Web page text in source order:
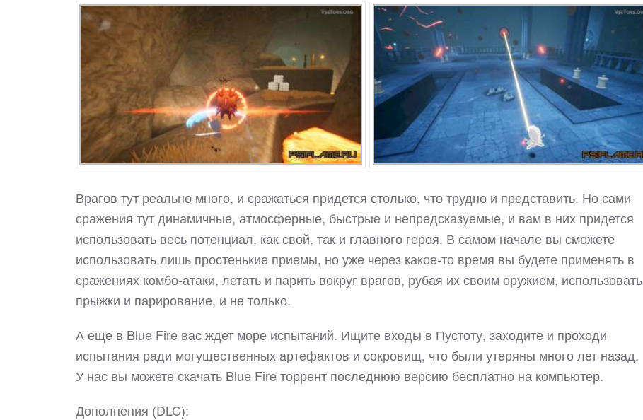
Врагов тут реально много, и сражаться придется столько, что трудно и представить. Но сами
сражения тут динамичные, атмосферные, быстрые и непредсказуемые, и вам в них придется
использовать весь потенциал, как свой, так и главного героя. В самом начале вы сможете
использовать лишь простенькие приемы, но уже через какое-то время вы будете применять в
сражениях комбо-атаки, летать и парить вокруг врагов, рубая их своим оружием, использовать
прыжки и парирование, и не только.
А еще в Blue Fire вас ждет море испытаний. Ищите входы в Пустоту, заходите и проходи
испытания ради могущественных артефактов и сокровищ, что были утеряны много лет назад.
У нас вы можете скачать Blue Fire торрент последнюю версию бесплатно на компьютер.
Дополнения (DLC):